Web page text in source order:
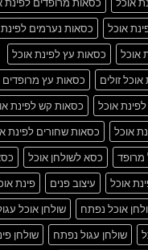
אוכל
כסאות נערמים
אוכל
כסאות עץ לפינת אוכל
זולים
כסאות עץ מרופדים
אוכל
כסאות קש לפינת
אוכל
כסאות שחורים לפינת
מרופד
כסא לשולחן אוכל
אוכל
עיצוב פנים פינת
אוכל נפתח שולחן אוכל
שולחן עגול נפתח
שולחן